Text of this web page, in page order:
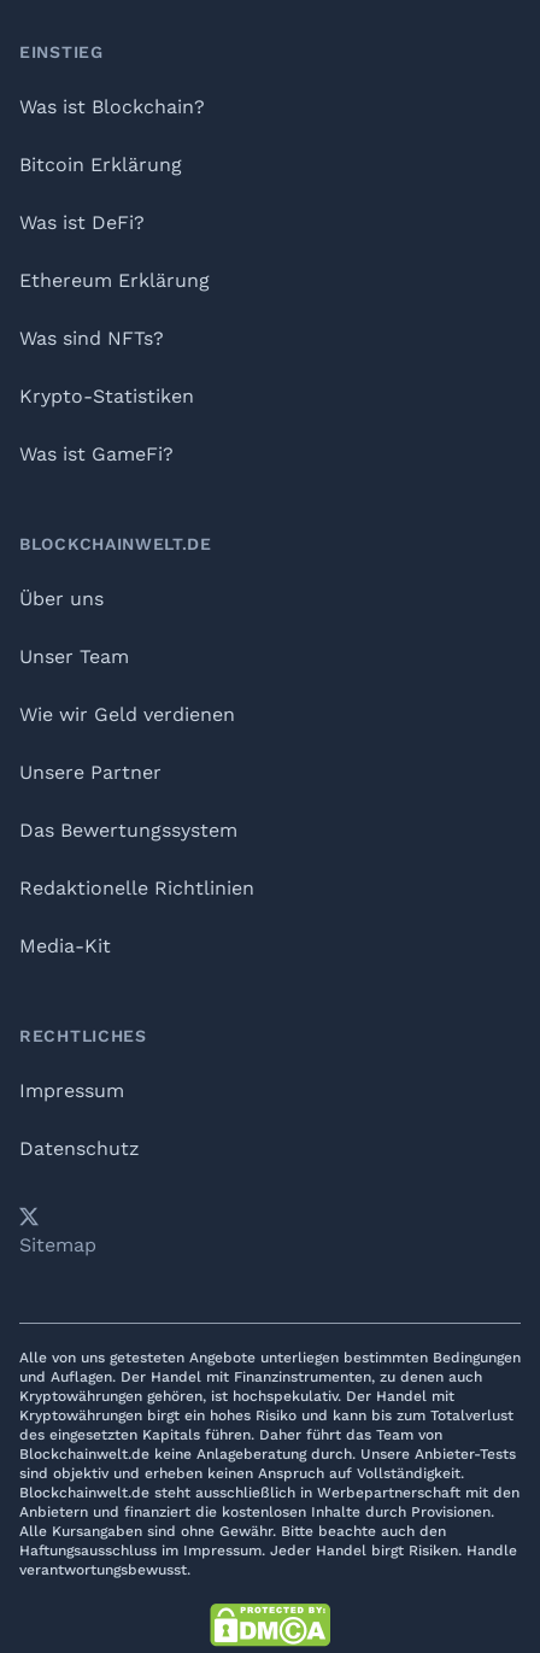
Footer
EINSTIEG
Was ist Blockchain?
Bitcoin Erklärung
Was ist DeFi?
Ethereum Erklärung
Was sind NFTs?
Krypto-Statistiken
Was ist GameFi?
BLOCKCHAINWELT.DE
Über uns
Unser Team
Wie wir Geld verdienen
Unsere Partner
Das Bewertungssystem
Redaktionelle Richtlinien
Media-Kit
RECHTLICHES
Impressum
Datenschutz
YouTube
𝕏LinkedIn
Telegram
Sitemap
Alle von uns getesteten Angebote unterliegen bestimmten Bedingungen
und Auflagen. Der Handel mit Finanzinstrumenten, zu denen auch
Kryptowährungen gehören, ist hochspekulativ. Der Handel mit
Kryptowährungen birgt ein hohes Risiko und kann bis zum Totalverlust
des eingesetzten Kapitals führen. Daher führt das Team von
Blockchainwelt.de keine Anlageberatung durch. Unsere Anbieter-Tests
sind objektiv und erheben keinen Anspruch auf Vollständigkeit.
Blockchainwelt.de steht ausschließlich in Werbepartnerschaft mit den
Anbietern und finanziert die kostenlosen Inhalte durch Provisionen.
Alle Kursangaben sind ohne Gewähr. Bitte beachte auch den
Haftungsausschluss im Impressum. Jeder Handel birgt Risiken. Handle
verantwortungsbewusst.